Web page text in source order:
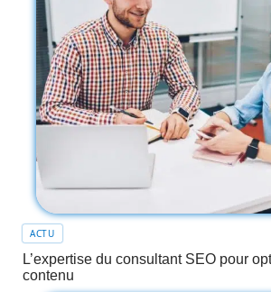
ACTU
L’expertise du consultant SEO pour
contenu